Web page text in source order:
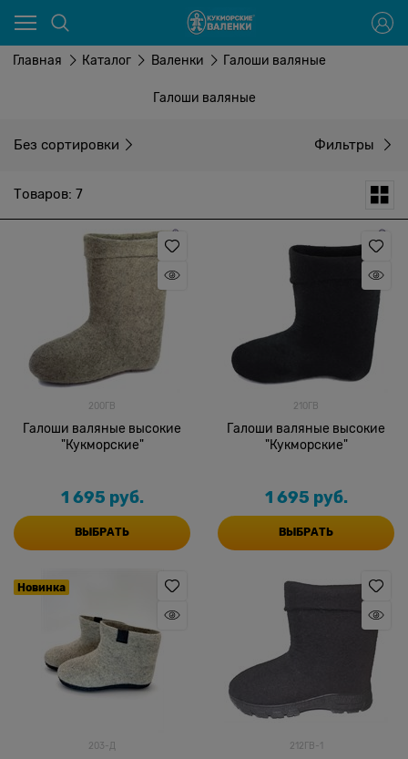
Главная Каталог Валенки Галоши валяные
Галоши валяные
Без сортировки Фильтры
Товаров: 7
200ГВ
Галоши валяные высокие
"Кукморские"
1 695 руб.
ВЫБРАТЬ
210ГВ
Галоши валяные высокие
"Кукморские"
1 695 руб.
ВЫБРАТЬ
Новинка
203-Д 212ГВ-1